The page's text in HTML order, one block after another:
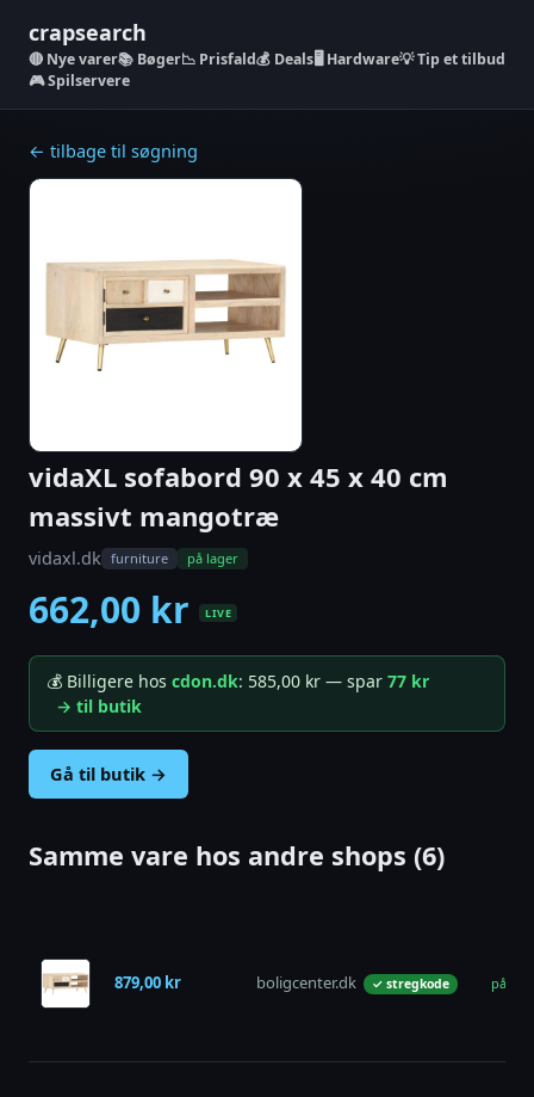
crapsearch
Nye varer📚 Bøger📉 Prisfald💰 Deals🖥️ Hardware💡 Tip et tilbud
🎮 Spilservere
← tilbage til søgning
vidaXL sofabord 90 x 45 x 40 cm
massivt mangotræ
vidaxl.dk furniture på lager
662,00 kr LIVE
💰 Billigere hos cdon.dk: 585,00 kr — spar 77 kr
→ til butik
Gå til butik →
Samme vare hos andre shops (6)
879,00 kr boligcenter.dk ✓ stregkode på